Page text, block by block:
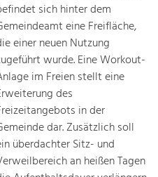
sich hinter dem
eine Freifläche,
einer neuen Nutzung
wurde. Eine Workout-
im Freien stellt eine
des
in der
dar. Zusätzlich soll
überdachter Sitz- und
an heißen Tagen